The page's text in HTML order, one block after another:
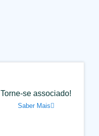
Torne-se associado!
Saber Mais